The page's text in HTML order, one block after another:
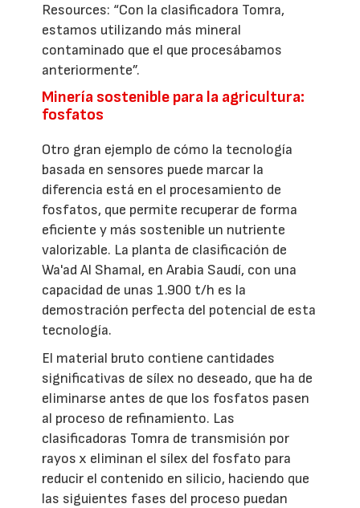
Resources: “Con la clasificadora Tomra,
estamos utilizando más mineral
contaminado que el que procesábamos
anteriormente”.
Minería sostenible para la agricultura:
fosfatos
Otro gran ejemplo de cómo la tecnología
basada en sensores puede marcar la
diferencia está en el procesamiento de
fosfatos, que permite recuperar de forma
eficiente y más sostenible un nutriente
valorizable. La planta de clasificación de
Wa'ad Al Shamal, en Arabia Saudí, con una
capacidad de unas 1.900 t/h es la
demostración perfecta del potencial de esta
tecnología.
El material bruto contiene cantidades
significativas de sílex no deseado, que ha de
eliminarse antes de que los fosfatos pasen
al proceso de refinamiento. Las
clasificadoras Tomra de transmisión por
rayos x eliminan el sílex del fosfato para
reducir el contenido en silicio, haciendo que
las siguientes fases del proceso puedan